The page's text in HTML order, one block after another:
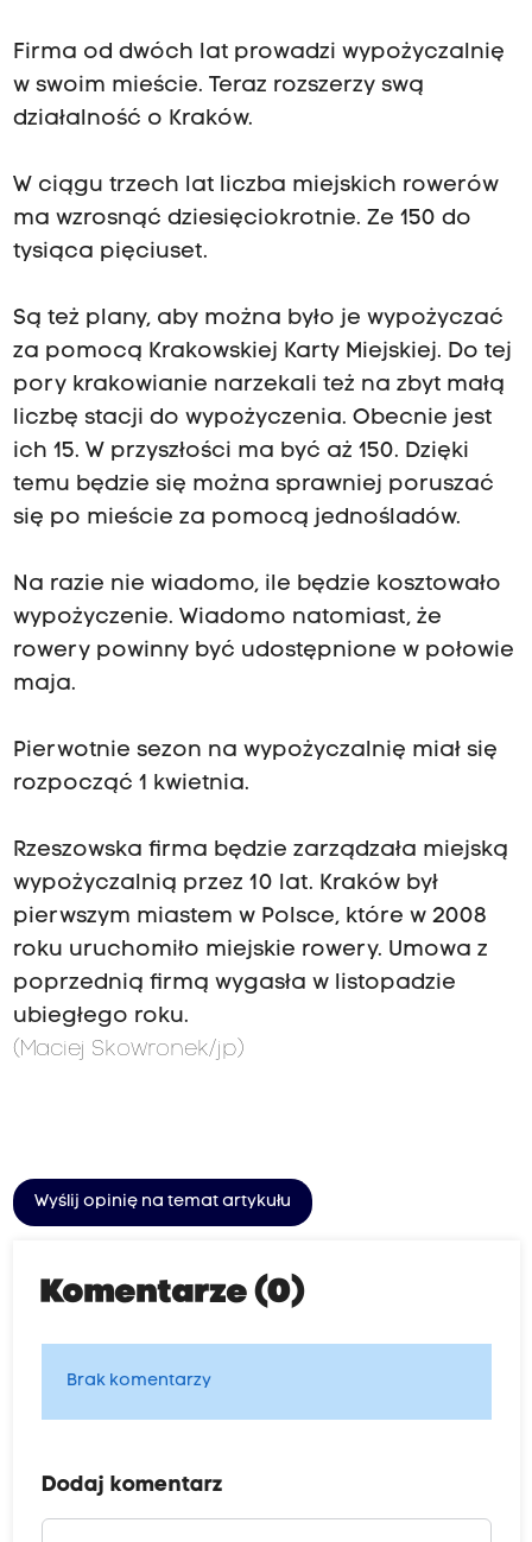
Firma od dwóch lat prowadzi wypożyczalnię
w swoim mieście. Teraz rozszerzy swą
działalność o Kraków.
W ciągu trzech lat liczba miejskich rowerów
ma wzrosnąć dziesięciokrotnie. Ze 150 do
tysiąca pięciuset.
Są też plany, aby można było je wypożyczać
za pomocą Krakowskiej Karty Miejskiej. Do tej
pory krakowianie narzekali też na zbyt małą
liczbę stacji do wypożyczenia. Obecnie jest
ich 15. W przyszłości ma być aż 150. Dzięki
temu będzie się można sprawniej poruszać
się po mieście za pomocą jednośladów.
Na razie nie wiadomo, ile będzie kosztowało
wypożyczenie. Wiadomo natomiast, że
rowery powinny być udostępnione w połowie
maja.
Pierwotnie sezon na wypożyczalnię miał się
rozpocząć 1 kwietnia.
Rzeszowska firma będzie zarządzała miejską
wypożyczalnią przez 10 lat. Kraków był
pierwszym miastem w Polsce, które w 2008
roku uruchomiło miejskie rowery. Umowa z
poprzednią firmą wygasła w listopadzie
ubiegłego roku.
(Maciej Skowronek/jp)
Wyślij opinię na temat artykułu
Komentarze (0)
Brak komentarzy
Dodaj komentarz